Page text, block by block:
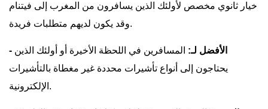
خيار ثانوي مخصص لأولئك الذين يسافرون من المغرب إلى فيتنام
وقد يكون لديهم متطلبات فريدة.
- الأفضل لـ: المسافرين في اللحظة الأخيرة أو أولئك الذين
يحتاجون إلى أنواع تأشيرات محددة غير مغطاة بالتأشيرات
الإلكترونية.